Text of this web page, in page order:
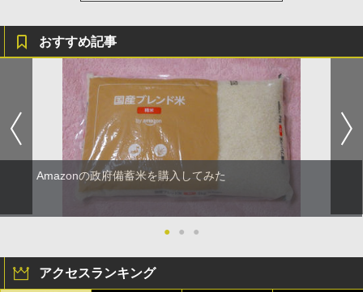
おすすめ記事
Amazonの政府備蓄米を購入してみた
● ● ●
アクセスランキング